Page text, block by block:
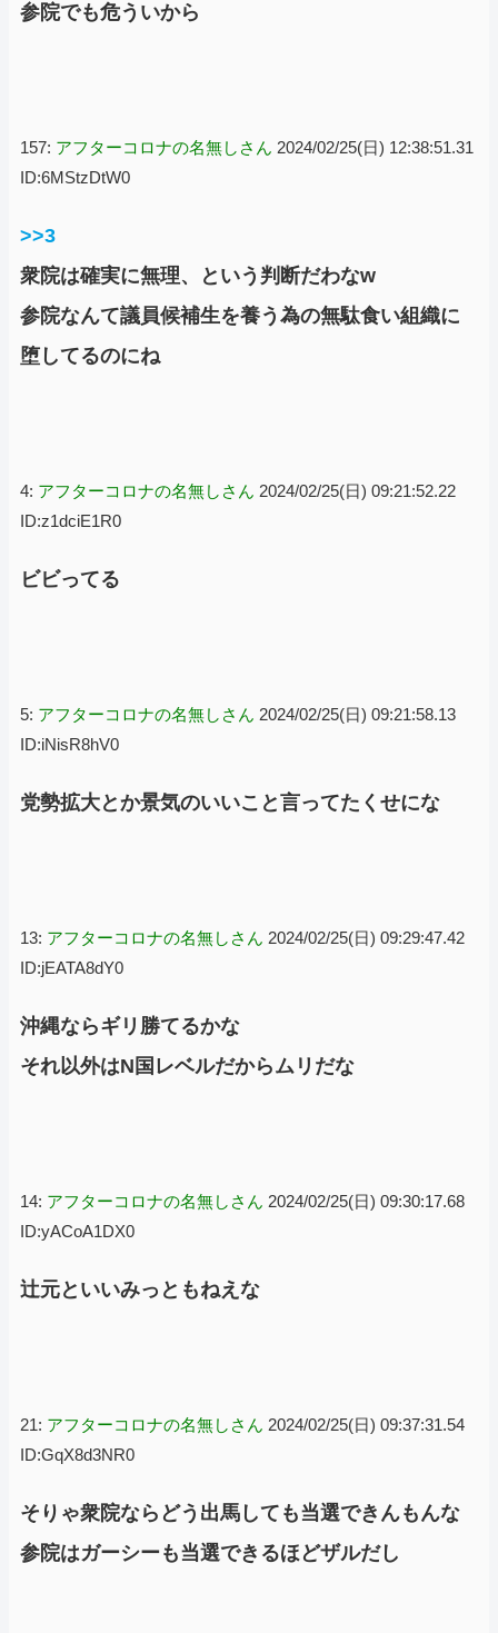
参院でも危ういから
157: アフターコロナの名無しさん 2024/02/25(日) 12:38:51.31
ID:6MStzDtW0
>>3
衆院は確実に無理、という判断だわなw
参院なんて議員候補生を養う為の無駄食い組織に
堕してるのにね
4: アフターコロナの名無しさん 2024/02/25(日) 09:21:52.22
ID:z1dciE1R0
ビビってる
5: アフターコロナの名無しさん 2024/02/25(日) 09:21:58.13
ID:iNisR8hV0
党勢拡大とか景気のいいこと言ってたくせにな
13: アフターコロナの名無しさん 2024/02/25(日) 09:29:47.42
ID:jEATA8dY0
沖縄ならギリ勝てるかな
それ以外はN国レベルだからムリだな
14: アフターコロナの名無しさん 2024/02/25(日) 09:30:17.68
ID:yACoA1DX0
辻元といいみっともねえな
21: アフターコロナの名無しさん 2024/02/25(日) 09:37:31.54
ID:GqX8d3NR0
そりゃ衆院ならどう出馬しても当選できんもんな
参院はガーシーも当選できるほどザルだし